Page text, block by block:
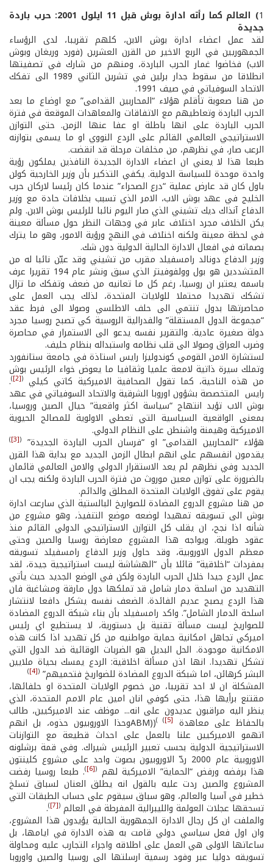
1
) العالم كما رأته ادارة بوش قبل 11 ايلول 2001: حرب باردة
جديدة
لقد عمل اعضاء ادارة بوش الابن، كلهم تقريبا، لدى الرؤساء
الجمهوريين في الربع الاخير من القرن العشرين (فورد وريغان وبوش
الاب) فخاضوا غمار الحرب الباردة، ومنهم من شارك في تصفيتها
انطلاقا من سقوط جدار برلين في تشرين الثاني 1989 الى تفكك
الاتحاد السوفياتي في صيف 1991.
من هنا صعوبة تأقلم هؤلاء “المحاربين القدامى” مع اوضاع ما بعد
الحرب الباردة وتعاطيهم مع الاتفاقات والمعاهدات الموقعة في فترة
الحرب الباردة على انها باطلة او عفا عنها الزمن. حتى التوازن
الاستراتيجي العالمي القائم على الردع النووي او ما يسمى بتوازنه
الرعب صار، في نظرهم، من مخلفات مرحلة قد انقضت.
طبعا هذا لا يعني ان اعضاء الادارة الجديدة النافذين يملكون رؤية
واحدة موحدة للسياسة الدولية. يكفي التذكير بأن وزير الخارجية كولن
باول كان قد عارض عملية “درع الصحراء” عندما كان رئيسا لاركان حرب
الخليج في عهد بوش الاب، الامر الذي تسبب بخلافات حادة مع وزير
الدفاع آنذاك ديك تشيني الذي صار اليوم نائبا للرئيس بوش الابن. ولم
يكن الخلاف مجرد اختلاف عابر في وجهات النظر حول مسألة معينة
في لحظة معينة ولكنه اختلاف في النهج ورؤية الامور، وهو ما يترك
بصماته في افعال الادارة الحالية الدولية دون شك.
وزير الدفاع دونالد رامسفيلد مقرب من تشيني وقد عيّن نائبا له من
المتشددين هو بول وولفوفيتز الذي سبق ونشر عام 194 تقريرا عرف
باسمه يعتبر ان روسيا، رغم كل ما تعانيه من ضعف وتفكك ما تزال
تشكك تهديدا محتملا للولايات المتحدة، لذلك يجب العمل على
محاصرتها بدول تنتمي الى حلف الاطلسي وصولا الى فرط عقد
“مجموعة الدول المستقلة” والفدرالية الروسية كي تصبح روسيا مجرد
دولة صغيرة عادية. والتقرير نفسه يدعو الى الاستمرار في محاصرة
وضرب العراق وصولا الى قلب نظامه واستبداله بنظام حليف.
لستشارة الامن القومي كوندوليزا رايس استاذة في جامعة ستانفورد
وتملك سيرة ذاتية لامعة علميا وثقافيا ما يعوض خواء الرئيس بوش
من هذه الناحية، كما تقول الصحافية الاميركية كاتي كيلي (
[2]
)
.
رايس المتخصصة بشؤون اوروبا الشرقية والاتحاد السوفياتي في عهد
بوش الاب تؤيد انتهاج “سياسة اكثر واقعية” حيال الصين وروسيا،
بمعنى الواقعية السياسية التي تعطي الاولوية للمصالح الحيوية
الاميركية وهيمنة واشنطن على النظام الدولي.
هؤلاء “المحاربين القدامى” او “فرسان الحرب الباردة الجديدة” (
[3]
)
يقدمون انفسهم على انهم ابطال الزمن الجديد مع بداية هذا القرن
الجديد وفي نظرهم لم يعد الاستقرار الدولي والامن العالمي قائمان
بالضرورة على توازن معين موروث من فترة الحرب الباردة ولكنه يجب ان
يقوم على تفوق الولايات المتحدة المطلق والدائم.
من هنا مشروع الدروع المضادة للصواريخ البالستية الذي سارعت ادارة
بوش الى تسويقه تمهيدا لوضعه موضع التنفيذ، وهو مشروع من
شأنه اذا نجح، ان يقلب كل التوازن الاستراتيجي الدولي القائم منذ
عقود طويلة. ويواجه هذا المشروع معارضة روسيا والصين وحتى
معظم الدول الاوروبية، وقد حاول وزير الدفاع رامسفيلد تسويقه
بمفردات “اخلاقية” قائلا بأن “الهشاشة ليست استراتيجية جيدة، لقد
عمل الردع جيدا خلال الحرب الباردة ولكن في الوضع الجديد حيث يأتي
التهديد من اسلحة دمار شامل قد تملكها دول مارقة ومشاغبة فان
هذا الردع يصبح عديم الفائدة. الضعف نفسه يشكل دافعا لانتشار
اسلحة الدمار الشامل”. واكد رامسفيلد بأن بناء شبكة الدروع المضادة
للصواريخ ليست مسألة تقنية بل دستورية، لا يستطيع اي رئيس
اميركي تجاهل امكانية حماية مواطنيه من كل تهديد اذا كانت هذه
الامكانية موجودة. الحل البديل هو الضربات الوقائية ضد الدول التي
تشكل تهديدا. انها اذن مسألة اخلاقية: الردع يمسك بحياة ملايين
البشر كرهائن، اما شبكة الدروع المضادة للضواريخ فتحميهم” (
[4]
)
المشكلة ان لا احد تقريبا، من خصوم الولايات المتحدة او حلفائها،
مقتنع برأيها هذا، حتى كوفي انان امين عام الامم المتحدة، الذي
ينظر اليه مراقبون عديدون على انه... موظف عند الاميركيين، طالب
بالحفاظ على معاهدة ABM)) ( ([5] وحذا الاوروبيون حذوه، بل انهم
اتهمو الاميركيين علنا بالعمل على احداث قطيعة مع التوازنات
الاستراتيجية الدولية بحسب تعبير الرئيس شيراك. وفي قمة برشلونه
الاوروبية عام 2000 ردّ الاوروبيون بصوت واحد على مشروع كلينتون
هذا برفضه ورفض “الحماية” الاميركية لهم (
[6]
). طبعا روسيا رفضت
المشروع والصين ردت عليه بالقول انه يطلق العنان لسباق تسلخ
خطير في آسيا والعالم، وهو سباق سيقوم على حساب الطبقات التي
تسحقها عجلات العولمة والليبرالية المفرطة في العالم (
[7]
)
.
والملفت ان كل رجال الادارة الجمهورية الحالية يؤيدون هذا المشروع،
وان اول فعل سياسي دولي قامت به هذه الادارة في ايامها، بل
ساعاتها الاولى هي العمل على اطلاقه واجراء التجارب عليه ومحاولة
تسويقه دوليا عبر وفود رسمية ارسلتها الى روسيا والصين واوروبا